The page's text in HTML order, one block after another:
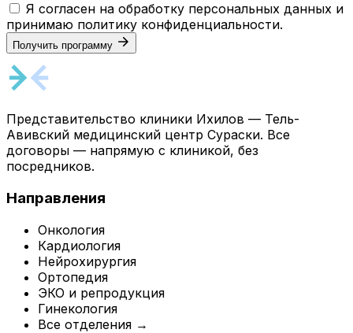
Я согласен на обработку персональных данных и
принимаю политику конфиденциальности.
Получить программу
Представительство клиники Ихилов — Тель-
Авивский медицинский центр Сураски. Все
договоры — напрямую с клиникой, без
посредников.
Направления
Онкология
Кардиология
Нейрохирургия
Ортопедия
ЭКО и репродукция
Гинекология
Все отделения →